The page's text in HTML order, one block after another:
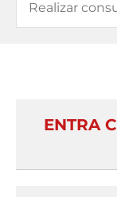
ENTRA